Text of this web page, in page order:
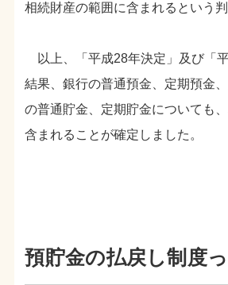
相続財産の範囲に含まれるという
以上、「平成28年決定」及び「
結果、銀行の普通預金、定期預金
の普通貯金、定期貯金についても
含まれることが確定しました。
預貯金の払戻し制度